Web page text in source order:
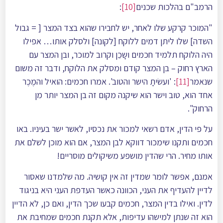
הרמב"ם בהלכות שכנים[10]
:
"המוכר קרקע שלו לאחר, יש לחבירו שהוא בצד המצר [ = גבול
השדה] שלו ליתן דמים ללוקח [לקונה] ולסלק אותו… אפילו
היה הלוקח תלמיד חכמים ושָכֵן וקרוב למוכר, ובן המצר עם
הארץ רחוק – בן המצר קודם ומסלק את הלוקח, ודבר זה משום
שנאמר[11]
: 'ועשׂיתָ הישר והטוב'. אמרו חכמים: הואיל והמֶכֶר
אחד הוא, טוב וישר הוא שיקנה מקום זה בן המצר יותר מן
הרחוק".
על פי הדין, אדם רשאי למכור את נכסיו, לאשר ישר בעיניו. באו
חכמים ותקנו שימכור דווקא לבן המצר, אם הוא מוכן לשלם את
אותו מחיר. הרי שהדין מושפע משיקולים מוסריים!
אמנם, אפשר לומר שמדין זה אין קושיה. מה שלמדנו שאסור
לדיין להעדיף את העני, הכוונה כאשר העדפת העני היא בניגוד
לדין. ואילו בדין המצר, חכמים קבעו שכך הדין, ואם כן, לא הדיין
הוא זה שנתן למישהו עדיפות, אלא תקנת חכמים שמחיבת את